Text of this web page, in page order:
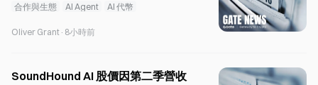
合作與生態 AI Agent AI 代幣
Oliver Grant · 8小時前
SoundHound AI 股價因第二季營收